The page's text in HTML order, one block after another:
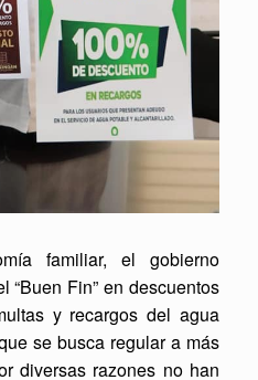
familiar, el gobierno
“Buen Fin” en descuentos
y recargos del agua
se busca regular a más
diversas razones no han